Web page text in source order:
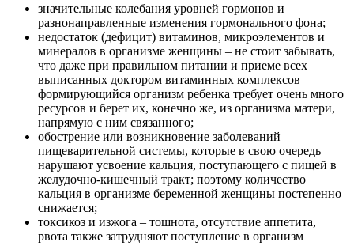
значительные колебания уровней гормонов и
разнонаправленные изменения гормонального фона;
недостаток (дефицит) витаминов, микроэлементов и
минералов в организме женщины – не стоит забывать,
что даже при правильном питании и приеме всех
выписанных доктором витаминных комплексов
формирующийся организм ребенка требует очень много
ресурсов и берет их, конечно же, из организма матери,
напрямую с ним связанного;
обострение или возникновение заболеваний
пищеварительной системы, которые в свою очередь
нарушают усвоение кальция, поступающего с пищей в
желудочно-кишечный тракт; поэтому количество
кальция в организме беременной женщины постепенно
снижается;
токсикоз и изжога – тошнота, отсутствие аппетита,
рвота также затрудняют поступление в организм